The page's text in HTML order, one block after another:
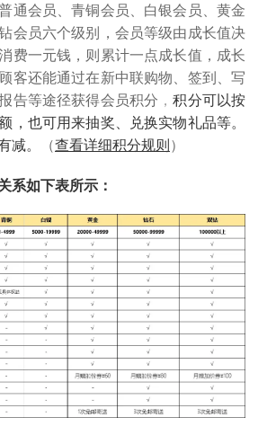
通会员、青铜会员、白银会员、黄金
会员六个级别，会员等级由成长值决
费一元钱，则累计一点成长值，成长
客还能通过在新中联购物、签到、写
告等途径获得会员积分 ，积分可以按
，也可用来抽奖、兑换实物礼品等。
减。
（查看详细积分规则）
系如下表所示：